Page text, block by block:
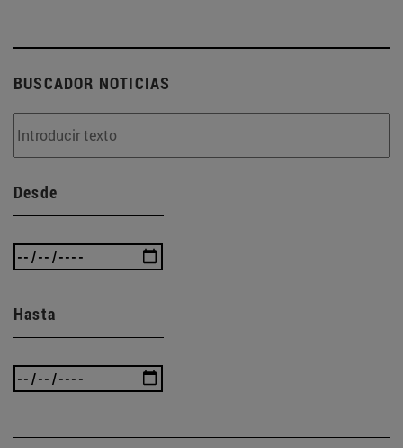
BUSCADOR NOTICIAS
Desde
Hasta